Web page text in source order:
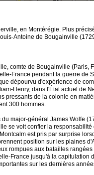
en Montérégie. Plus
Antoine de Bougainville
comte de Bougainville (Paris,
France pendant la guerre de
dépourvu d'expérience de
Henry, dans l'État actuel de
pressants de la colonie en
300 hommes.
major-général James Wolfe
se voit confier la
est pris par surprise
position sur les plaines
rompues aux batailles
France jusqu'à la capitulation
sur les dernières